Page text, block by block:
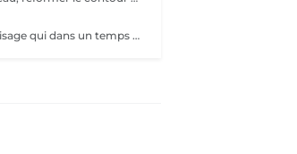
Programme de rajeunissement pour le visage qui dans un temps record procure une peau lisse et une expression du visage plus détendue. Ce soin travaille sur les rides dynamiques et statiques, ainsi la peau est plus ferme. Age recommandé : 30+